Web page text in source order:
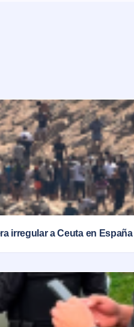
irregular a Ceuta en España